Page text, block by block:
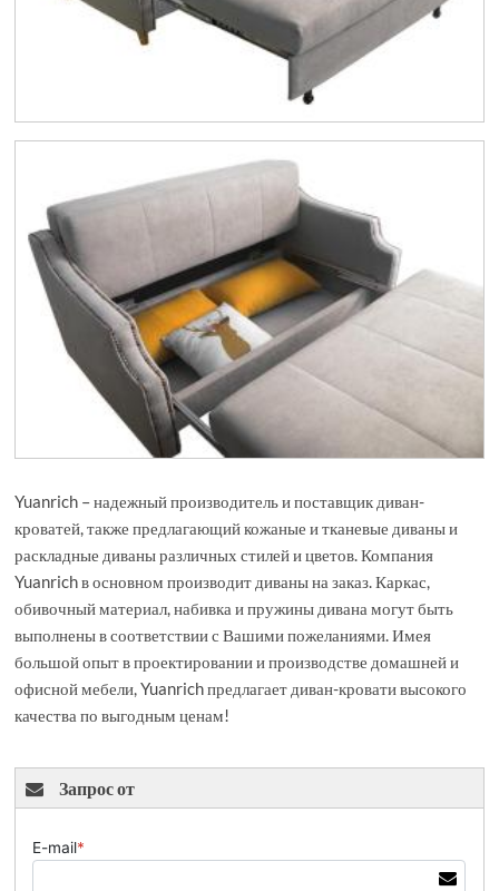
Yuanrich – надежный производитель и поставщик диван-
кроватей, также предлагающий кожаные и тканевые диваны и
раскладные диваны различных стилей и цветов. Компания
Yuanrich в основном производит диваны на заказ. Каркас,
обивочный материал, набивка и пружины дивана могут быть
выполнены в соответствии с Вашими пожеланиями. Имея
большой опыт в проектировании и производстве домашней и
офисной мебели, Yuanrich предлагает диван-кровати высокого
качества по выгодным ценам!
Запрос от